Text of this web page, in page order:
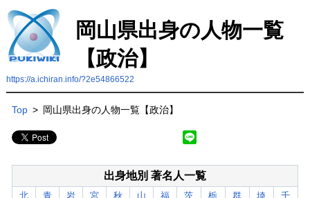
岡山県出身の人物一覧
【政治】
https://a.ichiran.info/?2e54866522
Top > 岡山県出身の人物一覧【政治】
出身地別 著名人一覧
北
青
岩
宮
秋
山
福
茨
栃
群
埼
千